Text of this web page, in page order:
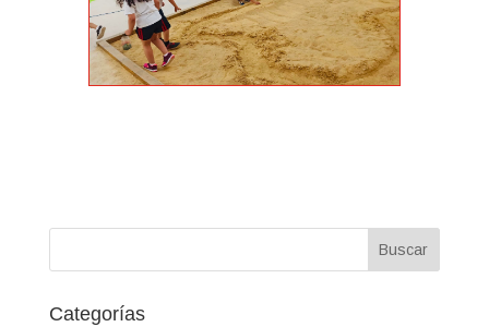
Categorías